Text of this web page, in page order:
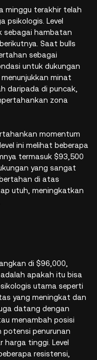
minggu terakhir telah
psikologis. Level
sebagai hambatan
Saat bulls
sebagai
untuk dukungan
minat
daripada di puncak,
zona
momentum
ini melihat beberapa
termasuk $93,500
yang sangat
di atas
utuh, meningkatkan
di $96,000,
apakah itu bisa
utama seperti
yang meningkat dan
datang dengan
menambah posisi
potensi penurunan
harga tinggi. Level
resistensi,